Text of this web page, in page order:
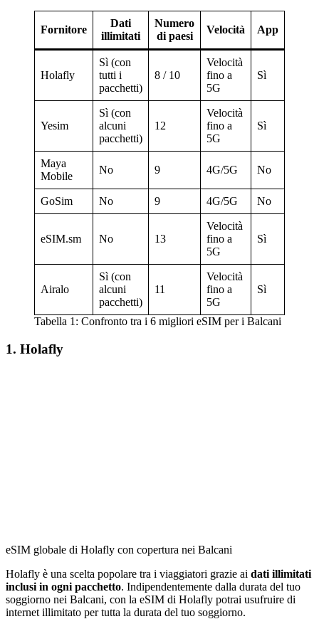
Fornitore
Dati
illimitati
Numero
di paesi
Velocità App
Holafly
Sì (con
tutti i
pacchetti)
8 / 10
Velocità
fino a
5G
Sì
Yesim
Sì (con
alcuni
pacchetti)
12
Velocità
fino a
5G
Sì
Maya
Mobile
No 9 4G/5G No
GoSim No 9 4G/5G No
eSIM.sm No 13
Velocità
fino a
5G
Sì
Airalo
Sì (con
alcuni
pacchetti)
11
Velocità
fino a
5G
Sì
Tabella 1: Confronto tra i 6 migliori eSIM per i Balcani
1. Holafly
eSIM globale di Holafly con copertura nei Balcani
Holafly è una scelta popolare tra i viaggiatori grazie ai dati illimitati
inclusi in ogni pacchetto. Indipendentemente dalla durata del tuo
soggiorno nei Balcani, con la eSIM di Holafly potrai usufruire di
internet illimitato per tutta la durata del tuo soggiorno.